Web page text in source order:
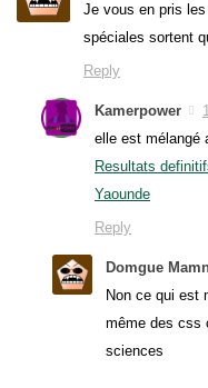
Je vous en pris
spéciales sortent
Reply
Kamerpower
elle est mélangé
Resultats
Yaounde
Reply
Domgue
Non ce qui est
même des css
sciences